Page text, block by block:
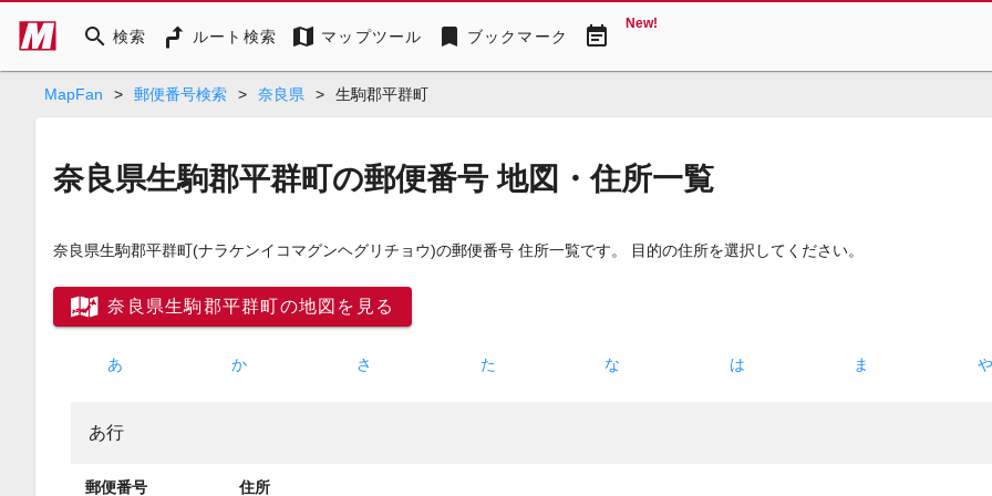
search 検索 ルート検索 map マップツール bookmark ブックマーク event_note New!
MapFan > 郵便番号検索 > 奈良県 > 生駒郡平群町
奈良県生駒郡平群町の郵便番号 地図・住所一覧
奈良県生駒郡平群町(ナラケンイコマグンヘグリチョウ)の郵便番号 住所一覧です。 目的の住所を選択してください。
奈良県生駒郡平群町の地図を見る
あ か さ た な は ま や
あ行
郵便番号 住所